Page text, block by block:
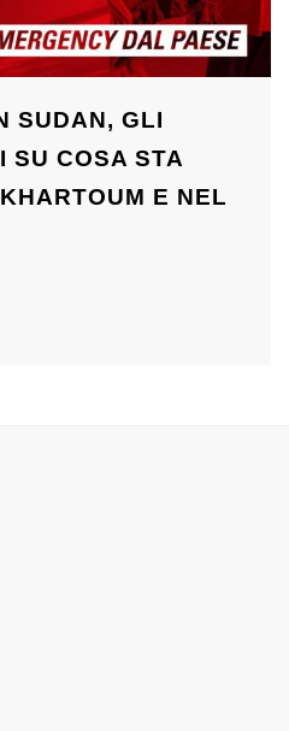
SUDAN, GLI
SU COSA STA
E NEL